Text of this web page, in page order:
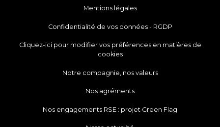
Mentions légales
Confidentialité de vos données - RGDP
Cliquez-ici pour modifier vos préférences en matières de
cookies
Notre compagnie, nos valeurs
Nos agréments
Nos engagements RSE : projet Green Flag